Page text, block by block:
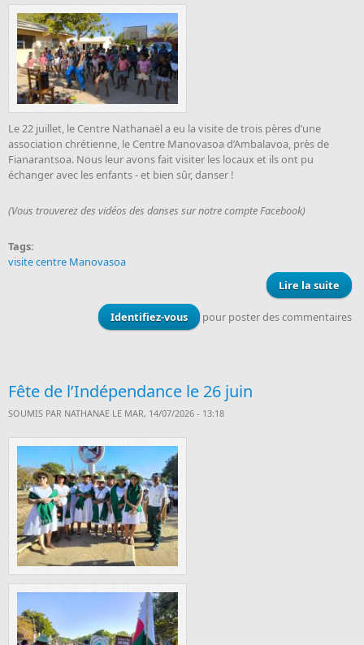
Le 22 juillet, le Centre Nathanaël a eu la visite de trois pères d’une
association chrétienne, le Centre Manovasoa d’Ambalavoa, près de
Fianarantsoa. Nous leur avons fait visiter les locaux et ils ont pu
échanger avec les enfants - et bien sûr, danser !
(Vous trouverez des vidéos des danses sur notre compte Facebook)
Tags:
visite centre Manovasoa
Lire la suite
Identifiez-vous pour poster des commentaires
Fête de l’Indépendance le 26 juin
SOUMIS PAR NATHANAE LE MAR, 14/07/2026 - 13:18